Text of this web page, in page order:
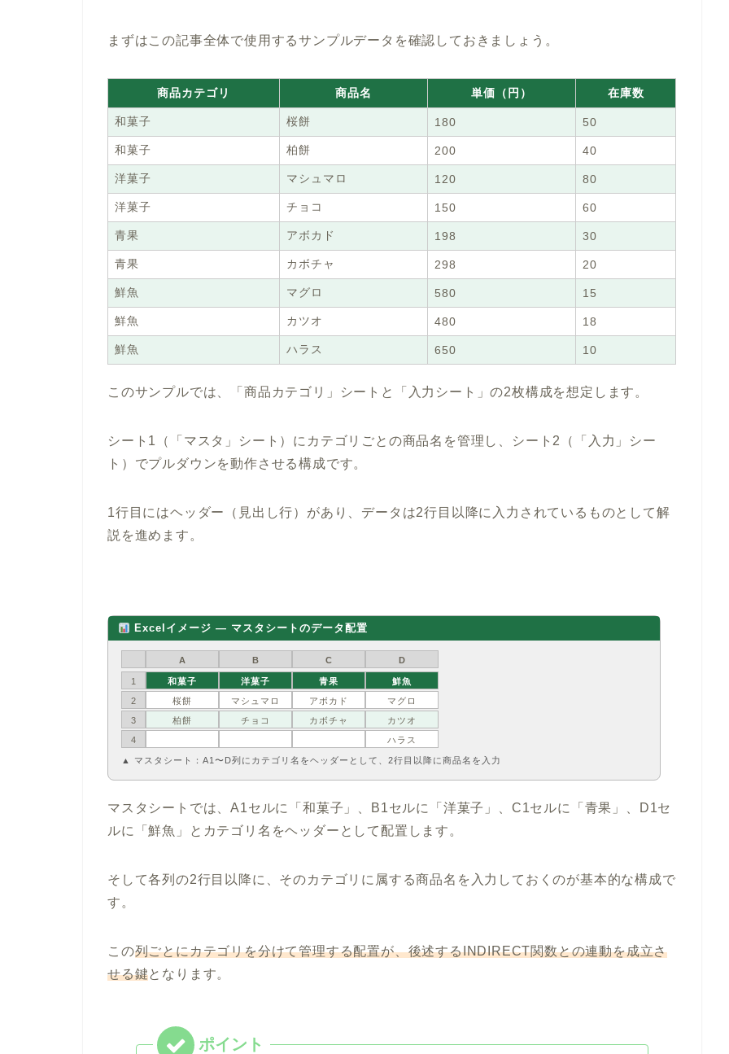
まずはこの記事全体で使用するサンプルデータを確認しておきましょう。
商品カテゴリ 商品名 単価（円） 在庫数
和菓子 桜餅 180 50
和菓子 柏餅 200 40
洋菓子 マシュマロ 120 80
洋菓子 チョコ 150 60
青果 アボカド 198 30
青果 カボチャ 298 20
鮮魚 マグロ 580 15
鮮魚 カツオ 480 18
鮮魚 ハラス 650 10
このサンプルでは、「商品カテゴリ」シートと「入力シート」の2枚構成を想定します。
シート1（「マスタ」シート）にカテゴリごとの商品名を管理し、シート2（「入力」シー
ト）でプルダウンを動作させる構成です。
1行目にはヘッダー（見出し行）があり、データは2行目以降に入力されているものとして解
説を進めます。
Excelイメージ ― マスタシートのデータ配置
A B C D
1 和菓子 洋菓子 青果
鮮魚
2
桜餅 マシュマロ アボカド
マグロ
3
柏餅 チョコ カボチャ
カツオ
4
ハラス
▲ マスタシート：A1〜D列にカテゴリ名をヘッダーとして、2行目以降に商品名を入力
マスタシートでは、A1セルに「和菓子」、B1セルに「洋菓子」、C1セルに「青果」、D1セ
ルに「鮮魚」とカテゴリ名をヘッダーとして配置します。
そして各列の2行目以降に、そのカテゴリに属する商品名を入力しておくのが基本的な構成で
す。
この列ごとにカテゴリを分けて管理する配置が、後述するINDIRECT関数との連動を成立さ
せる鍵となります。